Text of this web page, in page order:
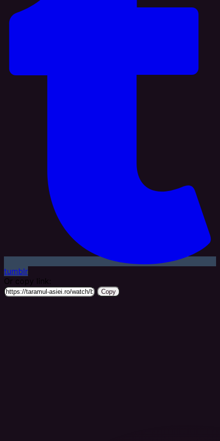
tumblr
Or copy link:
Copy